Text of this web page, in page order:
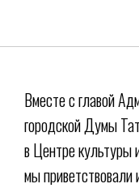
Вместе с главой
городской Думы
в Центре культуры
мы